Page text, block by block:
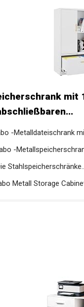
mit
-Metalldateischrank
-
Metall Storage